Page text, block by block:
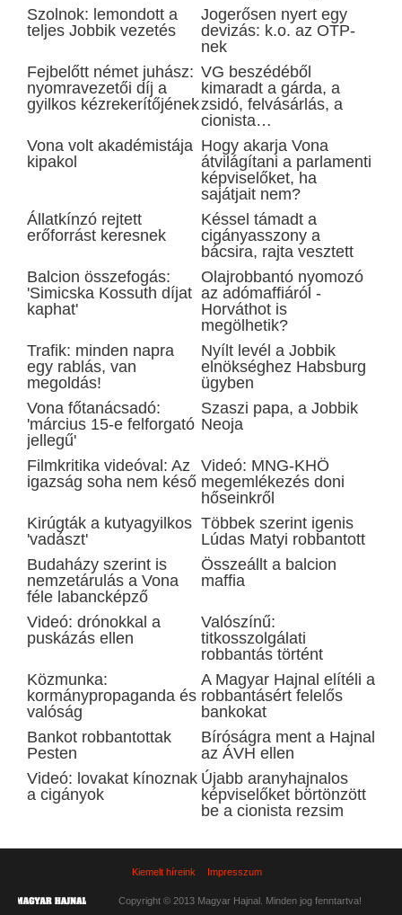
Szolnok: lemondott a
teljes Jobbik vezetés
Jogerősen nyert egy
devizás: k.o. az OTP-
nek
Fejbelőtt német juhász:
nyomravezetői díj a
gyilkos kézrekerítőjének
VG beszédéből
kimaradt a gárda, a
zsidó, felvásárlás, a
cionista…
Vona volt akadémistája
kipakol
Hogy akarja Vona
átvilágítani a parlamenti
képviselőket, ha
sajátjait nem?
Állatkínzó rejtett
erőforrást keresnek
Késsel támadt a
cigányasszony a
bácsira, rajta vesztett
Balcion összefogás:
'Simicska Kossuth díjat
kaphat'
Olajrobbantó nyomozó
az adómaffiáról -
Horváthot is
megölhetik?
Trafik: minden napra
egy rablás, van
megoldás!
Nyílt levél a Jobbik
elnökséghez Habsburg
ügyben
Vona főtanácsadó:
'március 15-e felforgató
jellegű'
Szaszi papa, a Jobbik
Neoja
Filmkritika videóval: Az
igazság soha nem késő
Videó: MNG-KHÖ
megemlékezés doni
hőseinkről
Kirúgták a kutyagyilkos
'vadászt'
Többek szerint igenis
Lúdas Matyi robbantott
Budaházy szerint is
nemzetárulás a Vona
féle labancképző
Összeállt a balcion
maffia
Videó: drónokkal a
puskázás ellen
Valószínű:
titkosszolgálati
robbantás történt
Közmunka:
kormánypropaganda és
valóság
A Magyar Hajnal elítéli a
robbantásért felelős
bankokat
Bankot robbantottak
Pesten
Bíróságra ment a Hajnal
az ÁVH ellen
Videó: lovakat kínoznak
a cigányok
Újabb aranyhajnalos
képviselőket börtönzött
be a cionista rezsim
Kiemelt híreink Impresszum
Copyright © 2013 Magyar Hajnal. Minden jog fenntartva!